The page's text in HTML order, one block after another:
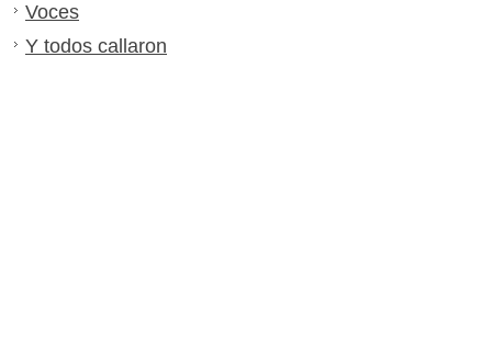
Voces
Y todos callaron